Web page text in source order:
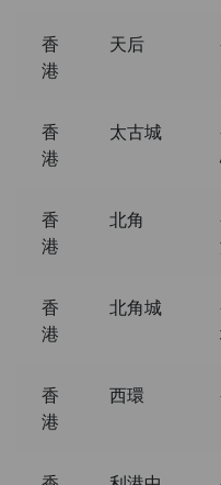
香
港
天后
香
港
太古城
香
港
北角
香
港
北角城
香
港
西環